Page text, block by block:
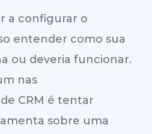
a configurar o
entender como sua
ou deveria funcionar.
nas
CRM é tentar
sobre uma